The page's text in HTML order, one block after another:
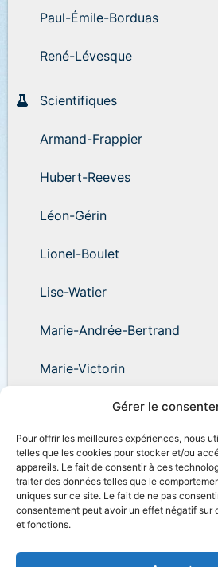
Gérer le
Pour offrir les meilleures expériences, nous
telles que les cookies pour stocker et/ou
appareils. Le fait de consentir à ces
traiter des données telles que le
uniques sur ce site. Le fait de ne pas
consentement peut avoir un effet négatif sur
et fonctions.
Paul-Émile-Borduas
René-Lévesque
Scientifiques
Armand-Frappier
Hubert-Reeves
Léon-Gérin
Lionel-Boulet
Lise-Watier
Marie-Andrée-Bertrand
Marie-Victorin
Wilder-Penfield
Accessibilité Plan du site
Nous joindre